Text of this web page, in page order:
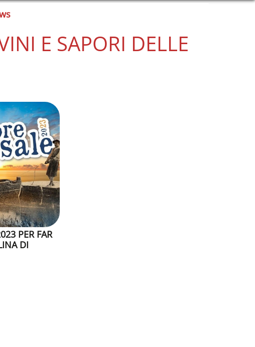
E SAPORI DELLE
PER FAR
DI